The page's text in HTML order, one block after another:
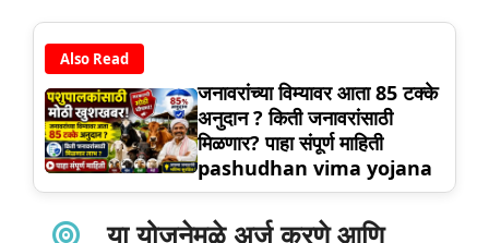
Also Read
जनावरांच्या विम्यावर आता 85 टक्के
अनुदान ? किती जनावरांसाठी
मिळणार? पाहा संपूर्ण माहिती
pashudhan vima yojana
या योजनेमुळे अर्ज करणे आणि